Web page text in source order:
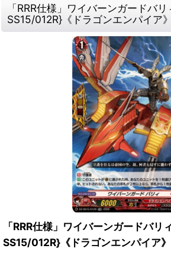
「RRR仕様」ワイバーンガードバ
SS15/012R}《ドラゴンエンパイア》
「RRR仕様」ワイバーンガードバ
SS15/012R}《ドラゴンエンパイア》